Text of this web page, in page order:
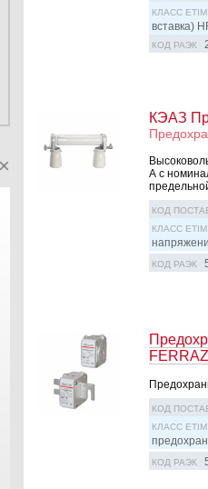
КЛАСС ETIM
вставка)
КОД РАЭК
КЭАЗ
А с
КОД
КЛАСС ETIM
КОД РАЭК
FERRAZ
КОД
КЛАСС ETIM
КОД РАЭК